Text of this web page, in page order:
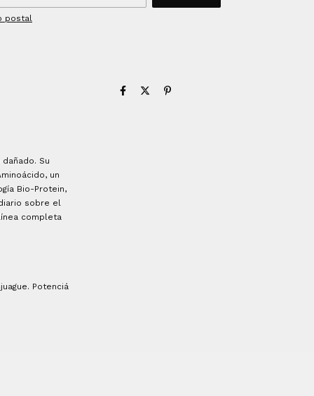
postal
Su
un
Bio-Protein,
sobre el
completa
Potenciá